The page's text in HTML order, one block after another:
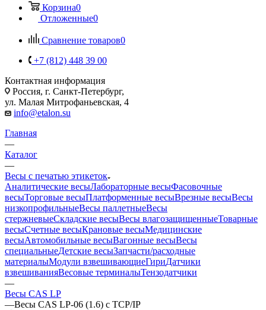
Корзина0
Отложенные0
Сравнение товаров0
+7 (812) 448 39 00
Контактная информация
Россия, г. Санкт-Петербург,
ул. Малая Митрофаньевская, 4
info@etalon.su
Главная
—
Каталог
—
Весы с печатью этикеток
Аналитические весыЛабораторные весыФасовочные
весыТорговые весыПлатформенные весыВрезные весыВесы
низкопрофильныеВесы паллетныеВесы
стержневыеСкладские весыВесы влагозащищенныеТоварные
весыСчетные весыКрановые весыМедицинские
весыАвтомобильные весыВагонные весыВесы
специальныеДетские весыЗапчасти/расходные
материалыМодули взвешивающиеГириДатчики
взвешиванияВесовые терминалыТензодатчики
—
Весы CAS LP
—Весы CAS LP-06 (1.6) c TCP/IP